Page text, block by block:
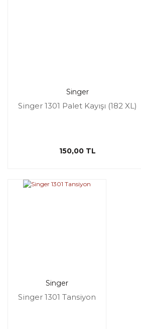
Singer
Singer 1301 Palet Kayışı (182 XL)
150,00 TL
Singer
Singer 1301 Tansiyon